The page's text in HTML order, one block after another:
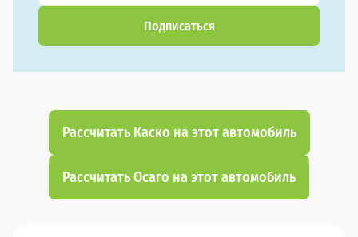
Подписаться
Рассчитать Каско на этот автомобиль
Рассчитать Осаго на этот автомобиль